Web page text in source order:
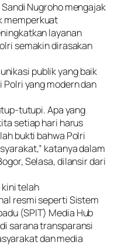
Nugroho mengajak
memperkuat
layanan
semakin dirasakan
publik yang baik
yang modern dan
tutupi. Apa yang
setiap hari harus
bukti bahwa Polri
katanya dalam
Selasa, dilansir dari
kini telah
resmi seperti Sistem
(SPIT) Media Hub
sarana transparansi
dan media